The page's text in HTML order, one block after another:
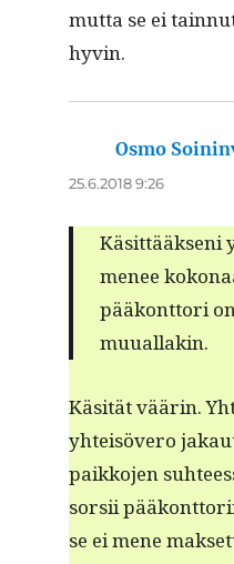
mut­ta se ei
hyvin.
Osmo
25.6.2018 9:26
Käsit­tääk­seni
menee
pääkont­tori
muuallakin.
Käsität väärin.
yhteisövero
paikko­jen
sor­sii
se ei mene